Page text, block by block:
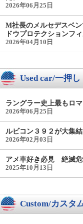
2026年06月25日
M社長のメルセデスベ
ドウプロテクションフ
2026年04月10日
Used car/一押
ラングラー史上最もロ
2026年06月25日
ルビコン３９２が大集
2026年02月03日
アメ車好き必見 絶滅危
2025年10月13日
Custom/カスタ